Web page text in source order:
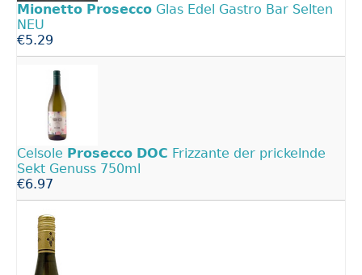
Mionetto Prosecco Glas Edel Gastro Bar Selten
NEU
€5.29
Celsole Prosecco DOC Frizzante der prickelnde
Sekt Genuss 750ml
€6.97